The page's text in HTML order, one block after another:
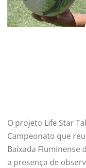
O projeto Life Star
Campeonato que
Baixada Fluminense
a presença de